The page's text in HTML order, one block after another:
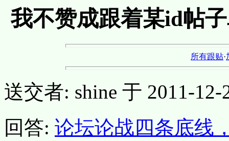
我不赞成跟着某id帖
所有跟贴·
送交者: shine 于 2011-12-
回答: 论坛论战四条底线